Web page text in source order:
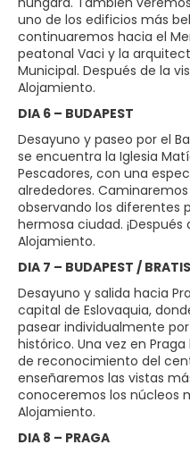
uno de los edificios más
continuaremos hacia el
peatonal Vaci y la
Municipal. Después de la
Alojamiento.
DIA 6 – BUDAPEST
Desayuno y paseo por el
se encuentra la Iglesia
Pescadores, con una
alrededores.
observando los diferentes
hermosa ciudad.
Alojamiento.
DIA 7 – BUDAPEST /
Desayuno y salida hacia
capital de Eslovaquia,
pasear individualmente
histórico. Una vez en
de reconocimiento del
enseñaremos las vistas
conoceremos los núcleos
Alojamiento.
DIA 8 – PRAGA